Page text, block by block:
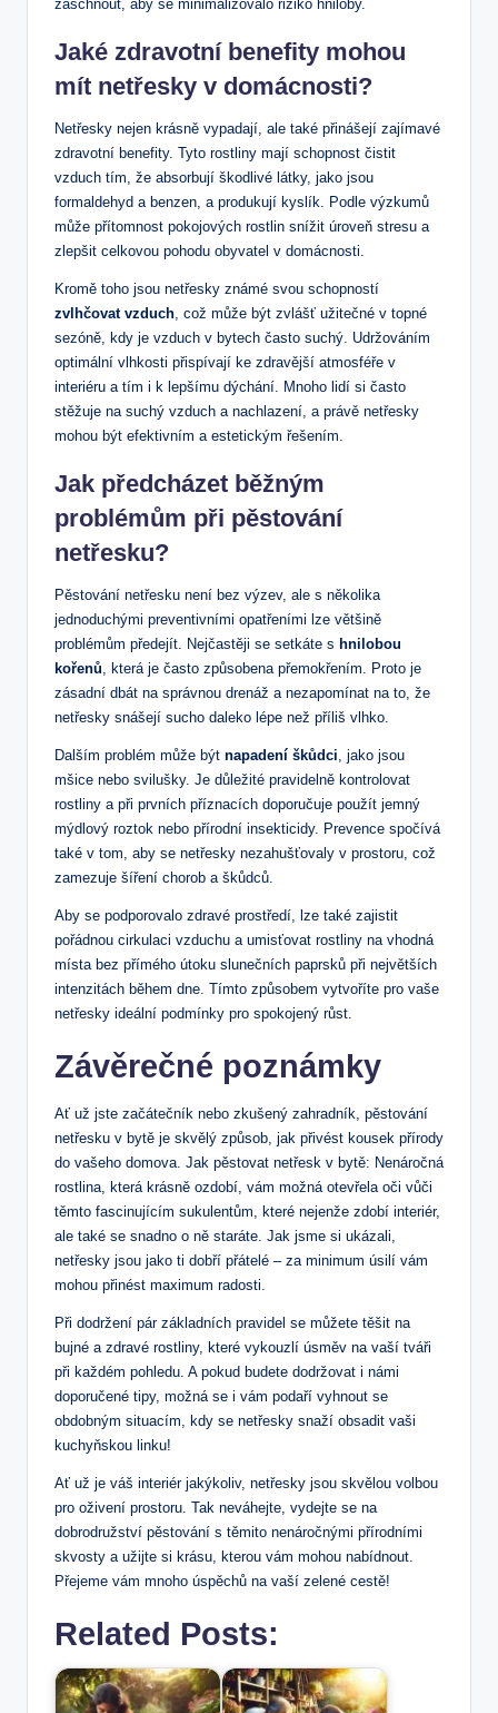
zaschnout, aby se minimalizovalo riziko hniloby.
Jaké zdravotní benefity mohou
mít netřesky v domácnosti?
Netřesky nejen krásně vypadají, ale také přinášejí zajímavé
zdravotní benefity. Tyto rostliny mají schopnost čistit
vzduch tím, že absorbují škodlivé látky, jako jsou
formaldehyd a benzen, a produkují kyslík. Podle výzkumů
může přítomnost pokojových rostlin snížit úroveň stresu a
zlepšit celkovou pohodu obyvatel v domácnosti.
Kromě toho jsou netřesky známé svou schopností
zvlhčovat vzduch, což může být zvlášť užitečné v topné
sezóně, kdy je vzduch v bytech často suchý. Udržováním
optimální vlhkosti přispívají ke zdravější atmosféře v
interiéru a tím i k lepšímu dýchání. Mnoho lidí si často
stěžuje na suchý vzduch a nachlazení, a právě netřesky
mohou být efektivním a estetickým řešením.
Jak předcházet běžným
problémům při pěstování
netřesku?
Pěstování netřesku není bez výzev, ale s několika
jednoduchými preventivními opatřeními lze většině
problémům předejít. Nejčastěji se setkáte s hnilobou
kořenů, která je často způsobena přemokřením. Proto je
zásadní dbát na správnou drenáž a nezapomínat na to, že
netřesky snášejí sucho daleko lépe než příliš vlhko.
Dalším problém může být napadení škůdci, jako jsou
mšice nebo svilušky. Je důležité pravidelně kontrolovat
rostliny a při prvních příznacích doporučuje použít jemný
mýdlový roztok nebo přírodní insekticidy. Prevence spočívá
také v tom, aby se netřesky nezahušťovaly v prostoru, což
zamezuje šíření chorob a škůdců.
Aby se podporovalo zdravé prostředí, lze také zajistit
pořádnou cirkulaci vzduchu a umisťovat rostliny na vhodná
místa bez přímého útoku slunečních paprsků při největších
intenzitách během dne. Tímto způsobem vytvoříte pro vaše
netřesky ideální podmínky pro spokojený růst.
Závěrečné poznámky
Ať už jste začátečník nebo zkušený zahradník, pěstování
netřesku v bytě je skvělý způsob, jak přivést kousek přírody
do vašeho domova. Jak pěstovat netřesk v bytě: Nenáročná
rostlina, která krásně ozdobí, vám možná otevřela oči vůči
těmto fascinujícím sukulentům, které nejenže zdobí interiér,
ale také se snadno o ně staráte. Jak jsme si ukázali,
netřesky jsou jako ti dobří přátelé – za minimum úsilí vám
mohou přinést maximum radosti.
Při dodržení pár základních pravidel se můžete těšit na
bujné a zdravé rostliny, které vykouzlí úsměv na vaší tváři
při každém pohledu. A pokud budete dodržovat i námi
doporučené tipy, možná se i vám podaří vyhnout se
obdobným situacím, kdy se netřesky snaží obsadit vaši
kuchyňskou linku!
Ať už je váš interiér jakýkoliv, netřesky jsou skvělou volbou
pro oživení prostoru. Tak neváhejte, vydejte se na
dobrodružství pěstování s těmito nenáročnými přírodními
skvosty a užijte si krásu, kterou vám mohou nabídnout.
Přejeme vám mnoho úspěchů na vaší zelené cestě!
Related Posts: